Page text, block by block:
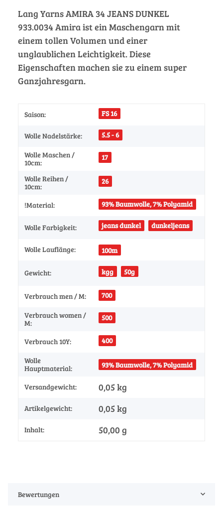
Lang Yarns AMIRA 34 JEANS DUNKEL
933.0034 Amira ist ein Maschengarn mit
einem tollen Volumen und einer
unglaublichen Leichtigkeit. Diese
Eigenschaften machen sie zu einem super
Ganzjahresgarn.
Saison: FS 16
Wolle Nadelstärke: 5.5 - 6
Wolle Maschen /
10cm:
17
Wolle Reihen /
10cm:
26
!Material: 93% Baumwolle, 7% Polyamid
Wolle Farbigkeit: jeans dunkel dunkeljeans
Wolle Lauflänge: 100m
Gewicht: kgg 50g
Verbrauch men / M: 700
Verbrauch women /
M:
500
Verbrauch 10Y: 400
Wolle
Hauptmaterial:
93% Baumwolle, 7% Polyamid
Versandgewicht: 0,05 kg
Artikelgewicht: 0,05 kg
Inhalt: 50,00 g
Bewertungen